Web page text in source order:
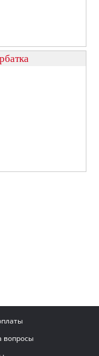
вопросы